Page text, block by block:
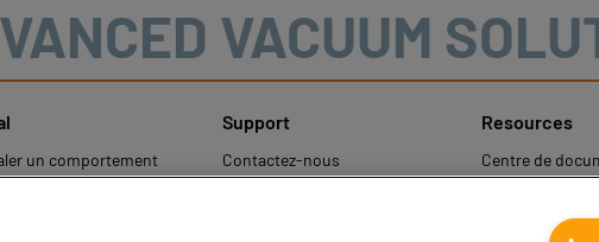
VACUUM
un comportement
Support
Contactez-nous
Resources
Centre de